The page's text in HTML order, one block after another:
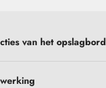
van het opslagbord